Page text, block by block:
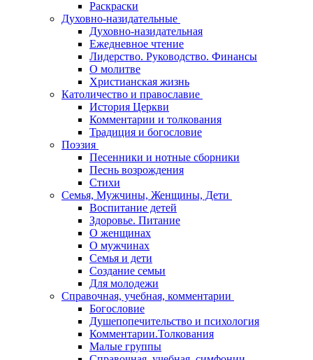
Раскраски
Духовно-назидательные
Духовно-назидательная
Ежедневное чтение
Лидерство. Руководство. Финансы
О молитве
Христианская жизнь
Католичество и православие
История Церкви
Комментарии и толкования
Традиция и богословие
Поэзия
Песенники и нотные сборники
Песнь возрождения
Стихи
Семья, Мужчины, Женщины, Дети
Воспитание детей
Здоровье. Питание
О женщинах
О мужчинах
Семья и дети
Создание семьи
Для молодежи
Справочная, учебная, комментарии
Богословие
Душепопечительство и психология
Комментарии.Толкования
Малые группы